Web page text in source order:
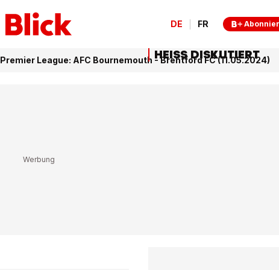
DE FR
Premier League: AFC Bournemouth - Brentford FC (11.05.2024)
HEISS DISKUTIERT